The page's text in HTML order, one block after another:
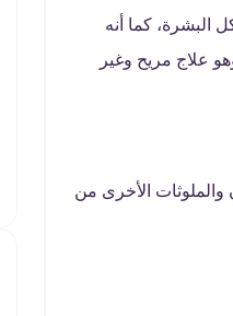
البشرة، كما أنه
علاج مريح وغير
والملوثات الأخرى من